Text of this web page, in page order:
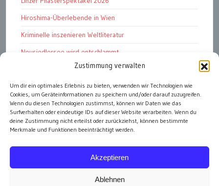
Zustimmung verwalten
Um dir ein optimales Erlebnis zu bieten, verwenden wir Technologien wie
Cookies, um Geräteinformationen zu speichern und/oder darauf zuzugreifen.
Wenn du diesen Technologien zustimmst, können wir Daten wie das
Surfverhalten oder eindeutige IDs auf dieser Website verarbeiten. Wenn du
deine Zustimmung nicht erteilst oder zurückziehst, können bestimmte
Merkmale und Funktionen beeinträchtigt werden.
Akzeptieren
Ablehnen
Hiroshima-Überlebende in Wien
Kriminelle inszenieren Weltliteratur
Neusiedlersee wird entschlammt
TKG wünscht besinnliches Weihnachtsfest
Fußball WM 2026: „historisch“
Die Wichtigen
alle Artikel